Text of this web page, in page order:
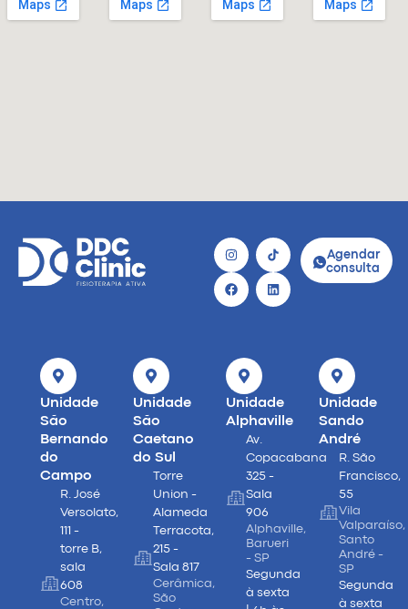
Agendar
consulta
Unidade
São
Bernando
do
Campo
R. José
Versolato,
111 -
torre B,
sala
608
Centro,
Unidade
São
Caetano
do Sul
Torre
Union -
Alameda
Terracota,
215 -
Sala 817
Cerâmica,
São
Unidade
Alphaville
Av.
Copacabana
325 -
Sala
906
Alphaville,
Barueri
- SP
Segunda
à sexta
Unidade
Sando
André
R. São
Francisco,
55
Vila
Valparaíso,
Santo
André -
SP
Segunda
à sexta